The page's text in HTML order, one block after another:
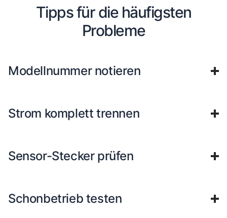
Tipps für die häufigsten
Probleme
Modellnummer notieren
Strom komplett trennen
Sensor-Stecker prüfen
Schonbetrieb testen